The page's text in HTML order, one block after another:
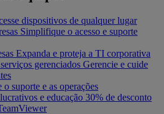
dispositivos de qualquer lugar
Simplifique o acesso e suporte
Expanda e proteja a TI corporativa
gerenciados Gerencie e cuide
o suporte e as operações
e educação 30% de desconto